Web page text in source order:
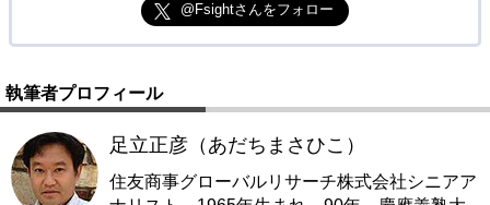
@Fsightさんをフォロー
執筆者プロフィール
足立正彦（あだちまさひこ）
住友商事グローバルリサーチ株式会社シニアア